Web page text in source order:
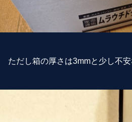
ただし箱の厚さは3mmと少し不安